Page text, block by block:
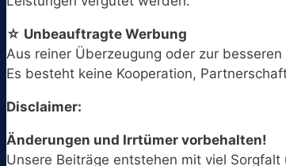
☆ Unbeauftragte Werbung
Aus reiner Überzeugung oder zur
Es besteht keine Kooperation,
Disclaimer:
Änderungen und Irrtümer vorbehalten!
Unsere Beiträge entstehen mit viel